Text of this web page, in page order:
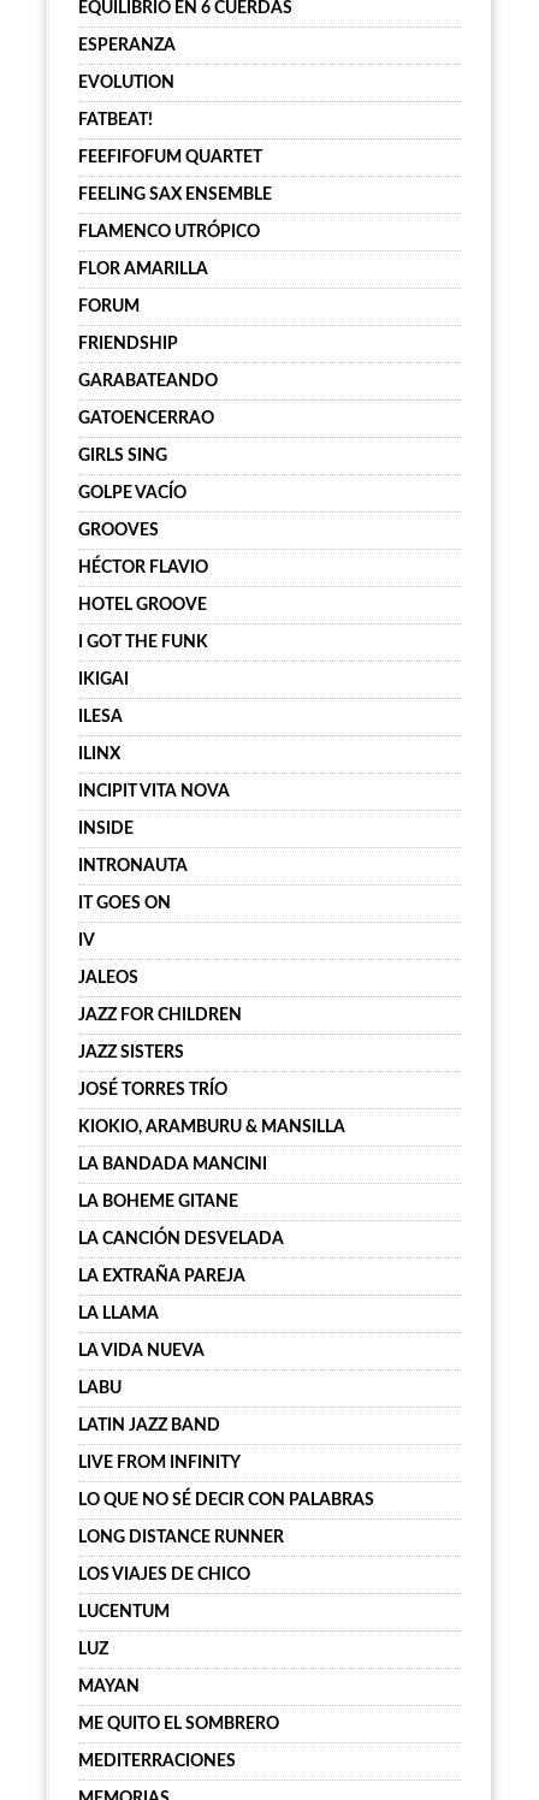
EQUILIBRIO EN 6 CUERDAS
ESPERANZA
EVOLUTION
FATBEAT!
FEEFIFOFUM QUARTET
FEELING SAX ENSEMBLE
FLAMENCO UTRÓPICO
FLOR AMARILLA
FORUM
FRIENDSHIP
GARABATEANDO
GATOENCERRAO
GIRLS SING
GOLPE VACÍO
GROOVES
HÉCTOR FLAVIO
HOTEL GROOVE
I GOT THE FUNK
IKIGAI
ILESA
ILINX
INCIPIT VITA NOVA
INSIDE
INTRONAUTA
IT GOES ON
IV
JALEOS
JAZZ FOR CHILDREN
JAZZ SISTERS
JOSÉ TORRES TRÍO
KIOKIO, ARAMBURU & MANSILLA
LA BANDADA MANCINI
LA BOHEME GITANE
LA CANCIÓN DESVELADA
LA EXTRAÑA PAREJA
LA LLAMA
LA VIDA NUEVA
LABU
LATIN JAZZ BAND
LIVE FROM INFINITY
LO QUE NO SÉ DECIR CON PALABRAS
LONG DISTANCE RUNNER
LOS VIAJES DE CHICO
LUCENTUM
LUZ
MAYAN
ME QUITO EL SOMBRERO
MEDITERRACIONES